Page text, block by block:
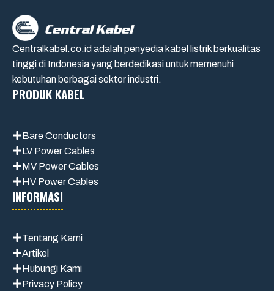
Centralkabel.co.id adalah penyedia kabel listrik berkualitas
tinggi di Indonesia yang berdedikasi untuk memenuhi
kebutuhan berbagai sektor industri.
PRODUK KABEL
Bare Conductors
LV Power Cables
MV Power Cables
HV Power Cables
INFORMASI
Tentang Kami
Artikel
Hubungi Kami
Privacy Policy